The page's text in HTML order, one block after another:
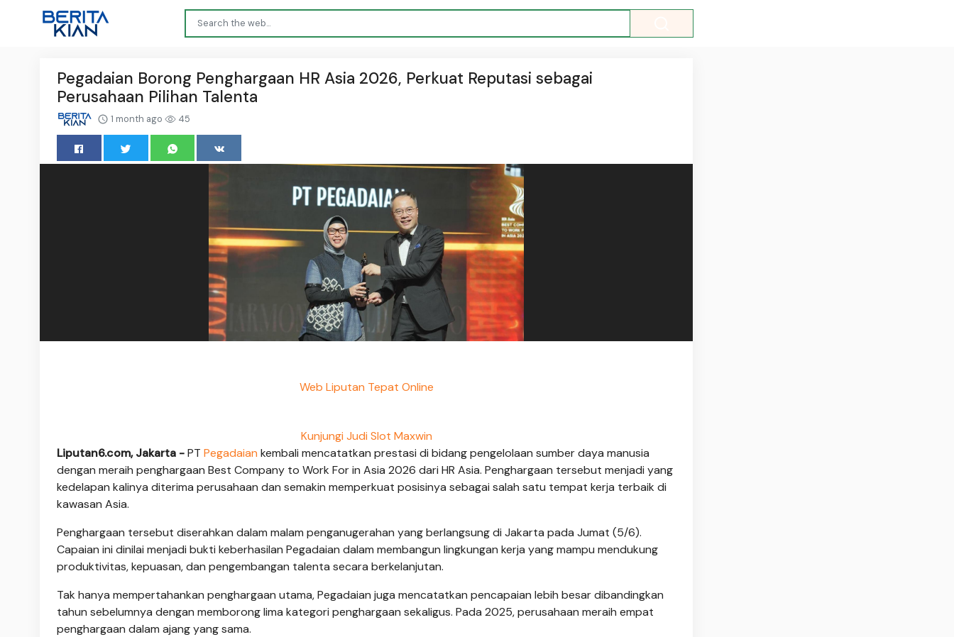
Pegadaian Borong Penghargaan HR Asia 2026, Perkuat Reputasi sebagai
Perusahaan Pilihan Talenta
1 month ago 45
Web Liputan Tepat Online
Kunjungi Judi Slot Maxwin
Liputan6.com, Jakarta -PT Pegadaian kembali mencatatkan prestasi di bidang pengelolaan sumber daya manusia
dengan meraih penghargaan Best Company to Work For in Asia 2026 dari HR Asia. Penghargaan tersebut menjadi yang
kedelapan kalinya diterima perusahaan dan semakin memperkuat posisinya sebagai salah satu tempat kerja terbaik di
kawasan Asia.
Penghargaan tersebut diserahkan dalam malam penganugerahan yang berlangsung di Jakarta pada Jumat (5/6).
Capaian ini dinilai menjadi bukti keberhasilan Pegadaian dalam membangun lingkungan kerja yang mampu mendukung
produktivitas, kepuasan, dan pengembangan talenta secara berkelanjutan.
Tak hanya mempertahankan penghargaan utama, Pegadaian juga mencatatkan pencapaian lebih besar dibandingkan
tahun sebelumnya dengan memborong lima kategori penghargaan sekaligus. Pada 2025, perusahaan meraih empat
penghargaan dalam ajang yang sama.